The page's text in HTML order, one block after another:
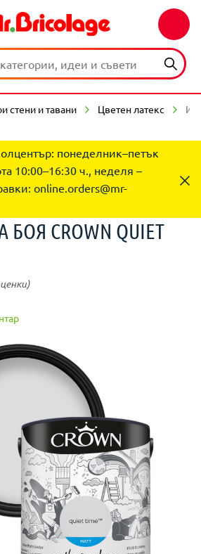
стени и тавани Цветен латекс
понеделник–петък
10:00–16:30 ч., неделя –
online.orders@mr-
CROWN QUIET